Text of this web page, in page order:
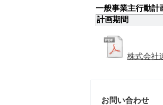
一般事業主行動計
計画期間
株式会社
お問い合わせ